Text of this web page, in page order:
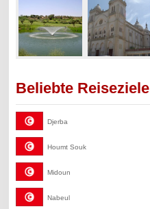
Beliebte Reiseziele
Djerba
Houmt Souk
Midoun
Nabeul